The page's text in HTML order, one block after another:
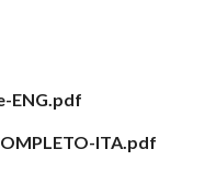
ENG.pdf
ITA.pdf